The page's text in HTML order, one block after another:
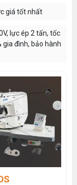
giá tốt nhất
lực ép 2 tấn, tốc
gia đình, bảo hành